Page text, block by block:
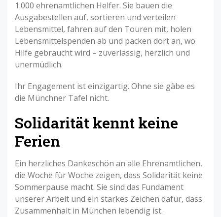
1.000 ehrenamtlichen Helfer. Sie bauen die
Ausgabestellen auf, sortieren und verteilen
Lebensmittel, fahren auf den Touren mit, holen
Lebensmittelspenden ab und packen dort an, wo
Hilfe gebraucht wird – zuverlässig, herzlich und
unermüdlich.
Ihr Engagement ist einzigartig. Ohne sie gäbe es
die Münchner Tafel nicht.
Solidarität kennt keine
Ferien
Ein herzliches Dankeschön an alle Ehrenamtlichen,
die Woche für Woche zeigen, dass Solidarität keine
Sommerpause macht. Sie sind das Fundament
unserer Arbeit und ein starkes Zeichen dafür, dass
Zusammenhalt in München lebendig ist.